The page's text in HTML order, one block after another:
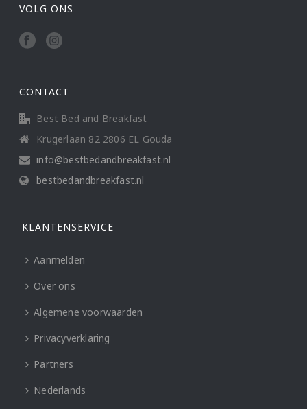
VOLG ONS
CONTACT
Best Bed and Breakfast
Krugerlaan 82 2806 EL Gouda
info@bestbedandbreakfast.nl
bestbedandbreakfast.nl
KLANTENSERVICE
Aanmelden
Over ons
Algemene voorwaarden
Privacyverklaring
Partners
Nederlands